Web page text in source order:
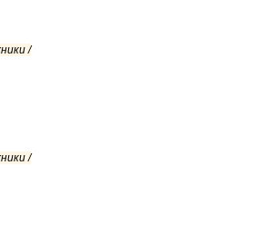
/
/